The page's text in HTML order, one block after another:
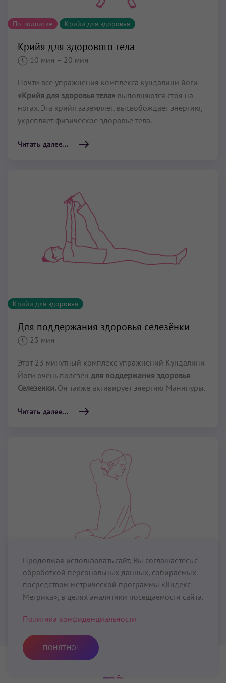
По подписке Крийи для здоровья
Крийя для здорового тела
10 мин – 20 мин
Почти все упражнения комплекса кундалини йоги
«Крийя для здоровья тела» выполняются стоя на
ногах. Эта крийя заземляет, высвобождает энергию,
укрепляет физическое здоровье тела.
Читать далее...
Крийи для здоровья
Для поддержания здоровья селезёнки
23 мин
Этот 23 минутный комплекс упражнений Кундалини
Йоги очень полезен для поддержания здоровья
Селезенки. Он также активирует энергию Манипуры.
Читать далее...
По подписке Крийи для здоровья
Сбалансируйте мышцы тела
тела»
даст вашим мышцам шанс нарушить их
собственные догмы. Шаблонные, привычные
временем одни мышцы становятся очень сильными,
Продолжая использовать сайт, Вы соглашаетесь с
обработкой персональных данных, собираемых
посредством метрической программы «Яндекс
Метрика», в целях аналитики посещаемости сайта.
Политика конфиденциальности
ПОНЯТНО!